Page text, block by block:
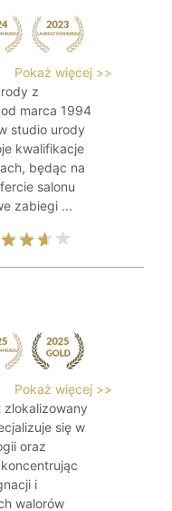
Pokaż więcej >>
z
marca 1994
studio urody
kwalifikacje
będąc na
salonu
zabiegi ...
Pokaż więcej >>
zlokalizowany
się w
oraz
i
walorów